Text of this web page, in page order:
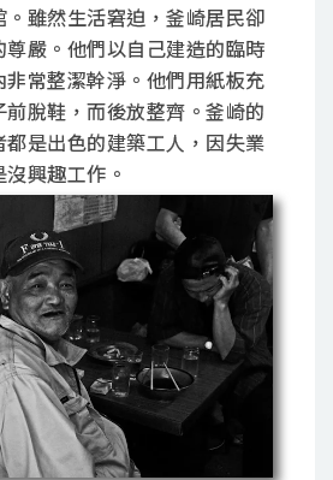
雖然生活窘迫，釜崎居民卻
嚴。他們以自己建造的臨時
常整潔幹淨。他們用紙板充
脫鞋，而後放整齊。釜崎的
是出色的建築工人，因失業
興趣工作。